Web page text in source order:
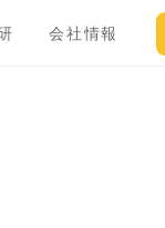
会社情報